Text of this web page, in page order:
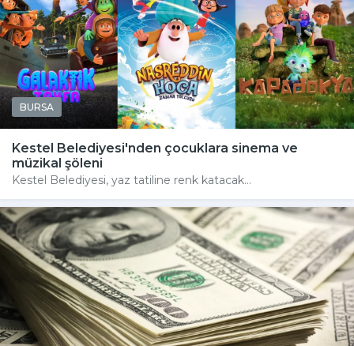
BURSA
Kestel Belediyesi'nden çocuklara sinema ve
müzikal şöleni
Kestel Belediyesi, yaz tatiline renk katacak...